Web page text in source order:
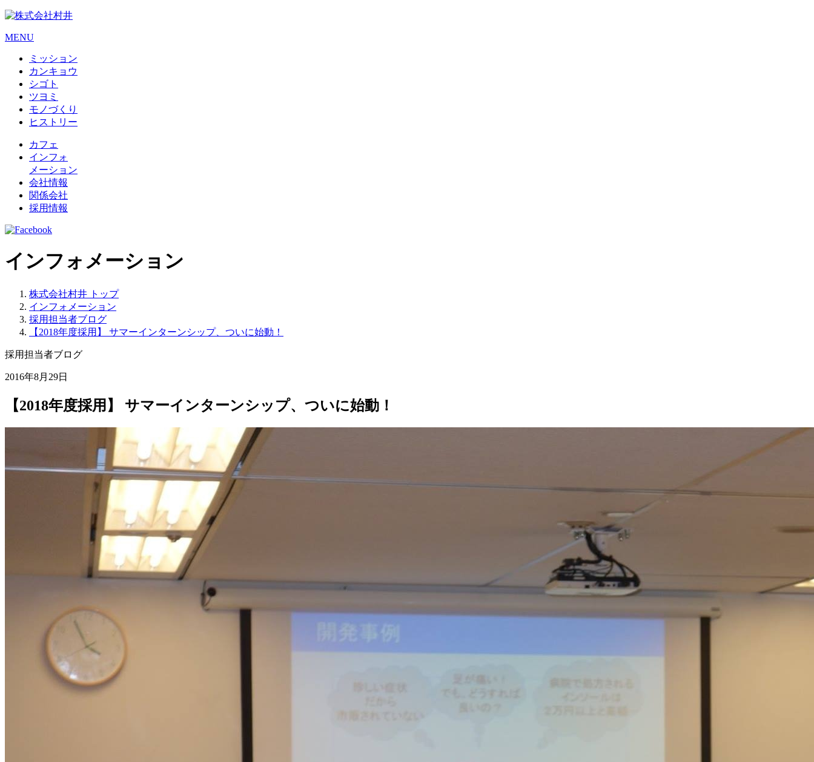
MENU
ミッション
カンキョウ
シゴト
ツヨミ
モノづくり
ヒストリー
カフェ
インフォ
メーション
会社情報
関係会社
採用情報
インフォメーション
株式会社村井 トップ
インフォメーション
採用担当者ブログ
【2018年度採用】 サマーインターンシップ、ついに始動！
採用担当者ブログ
2016年8月29日
【2018年度採用】 サマーインターンシップ、ついに始動！